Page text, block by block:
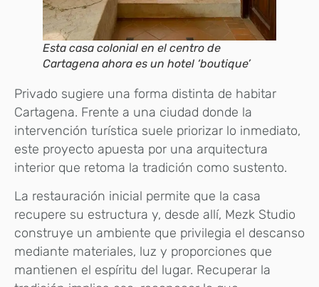
Esta casa colonial en el centro de
Cartagena ahora es un hotel ‘boutique’
Privado sugiere una forma distinta de habitar
Cartagena. Frente a una ciudad donde la
intervención turística suele priorizar lo inmediato,
este proyecto apuesta por una arquitectura
interior que retoma la tradición como sustento.
La restauración inicial permite que la casa
recupere su estructura y, desde allí, Mezk Studio
construye un ambiente que privilegia el descanso
mediante materiales, luz y proporciones que
mantienen el espíritu del lugar. Recuperar la